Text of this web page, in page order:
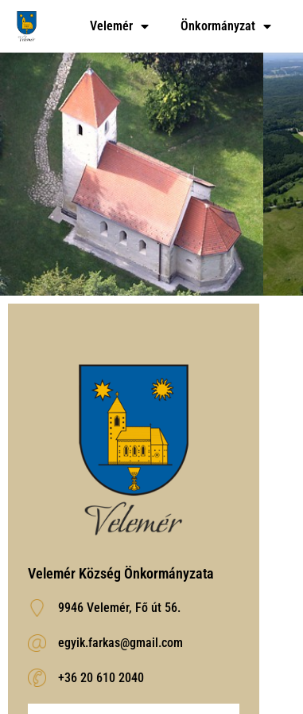
Skip
content
Velemér Önkormányzat
Velemér Község Önkormányzata
9946 Velemér, Fő út 56.
egyik.farkas@gmail.com
‭+36 20 610 2040‬